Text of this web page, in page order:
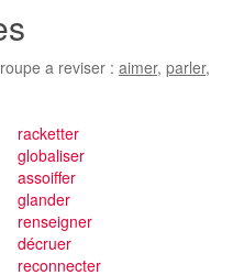
a reviser : aimer, parler,
racketter
globaliser
assoiffer
glander
renseigner
décruer
reconnecter